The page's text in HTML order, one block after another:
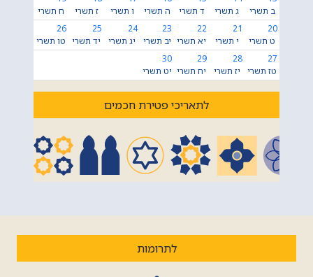
ב תשרי
ג תשרי
ד תשרי
ה תשרי
ו תשרי
ז תשרי
ח תשרי
20
ט תשרי
21
י תשרי
22
יא תשרי
23
יב תשרי
24
יג תשרי
25
יד תשרי
26
טו תשרי
27
טז תשרי
28
יז תשרי
29
יח תשרי
30
יט תשרי
לתאריכי פטירת חכמים
לתרומות